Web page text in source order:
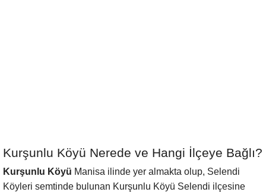
Kurşunlu Köyü Nerede ve Hangi İlçeye Bağlı?
Kurşunlu Köyü Manisa ilinde yer almakta olup, Selendi
Köyleri semtinde bulunan Kurşunlu Köyü Selendi ilçesine